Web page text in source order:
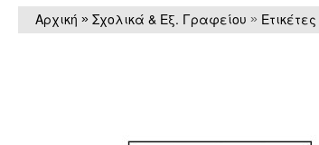
Αρχική » Σχολικά & Εξ. Γραφείου » Ετικέτες